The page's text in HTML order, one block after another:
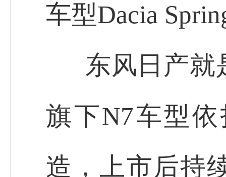
车型Dacia
东风日产就
旗下N7车型
造，上市后持